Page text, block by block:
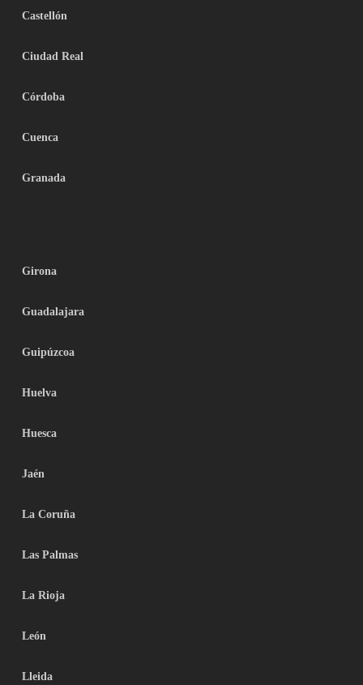
Castellón
Ciudad Real
Córdoba
Cuenca
Granada
Girona
Guadalajara
Guipúzcoa
Huelva
Huesca
Jaén
La Coruña
Las Palmas
La Rioja
León
Lleida